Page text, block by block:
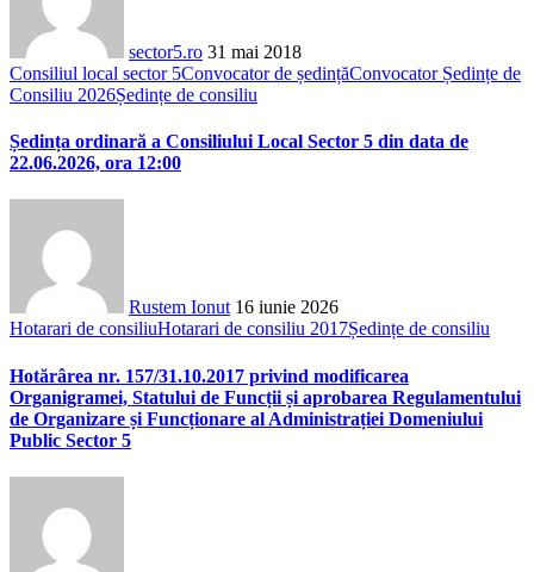
sector5.ro 31 mai 2018
Consiliul local sector 5Convocator de ședințăConvocator Ședințe de
Consiliu 2026Ședințe de consiliu
Ședința ordinară a Consiliului Local Sector 5 din data de
22.06.2026, ora 12:00
Rustem Ionut 16 iunie 2026
Hotarari de consiliuHotarari de consiliu 2017Ședințe de consiliu
Hotărârea nr. 157/31.10.2017 privind modificarea
Organigramei, Statului de Funcții și aprobarea Regulamentului
de Organizare și Funcționare al Administrației Domeniului
Public Sector 5